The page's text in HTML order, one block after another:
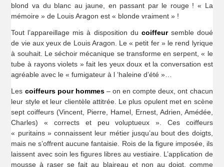
blond va du blanc au jaune, en passant par le rouge ! « La
mémoire » de Louis Aragon est « blonde vraiment » !
Tout l’appareillage mis à disposition du coiffeursemble doué
de vie aux yeux de Louis Aragon. Le « petit fer » le rend lyrique
à souhait. Le séchoir mécanique se transforme en serpent, « le
tube à rayons violets » fait les yeux doux et la conversation est
agréable avec le « fumigateur à l ‘haleine d’été »…
Les coiffeurs pour hommes– on en compte deux, ont chacun
leur style et leur clientèle attitrée. Le plus opulent met en scène
sept coiffeurs (Vincent, Pierre, Hamel, Ernest, Adrien, Amédée,
Charles) « corrects et peu voluptueux ». Ces coiffeurs
« puritains » connaissent leur métier jusqu’au bout des doigts,
mais ne s’offrent aucune fantaisie. Rois de la figure imposée, ils
laissent avec soin les figures libres au vestiaire. L’application de
mousse à raser se fait au blaireau et non au doigt, comme